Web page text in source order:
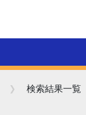
検索結果一覧